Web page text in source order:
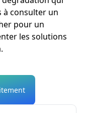
à consulter un
pour un
les solutions